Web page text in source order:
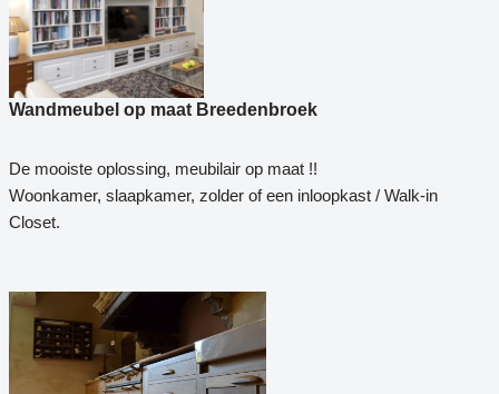
Wandmeubel op maat Breedenbroek
De mooiste oplossing, meubilair op maat !!
Woonkamer, slaapkamer, zolder of een inloopkast / Walk-in
Closet.